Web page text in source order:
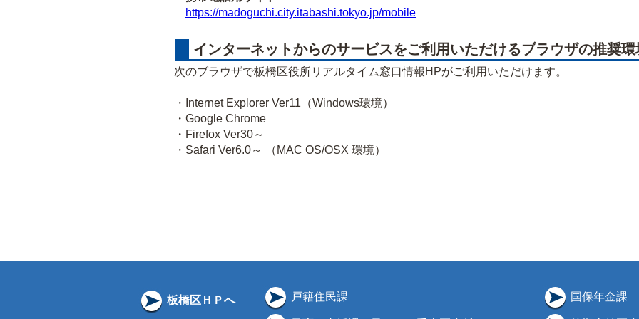
https://madoguchi.city.itabashi.tokyo.jp/mobile
インターネットからのサービスをご利用いただけるブラウザの推奨環
次のブラウザで板橋区役所リアルタイム窓口情報HPがご利用いただけます。
・Internet Explorer Ver11（Windows環境）
・Google Chrome
・Firefox Ver30～
・Safari Ver6.0～ （MAC OS/OSX 環境）
板橋区ＨＰへ 戸籍住民課 国保年金課